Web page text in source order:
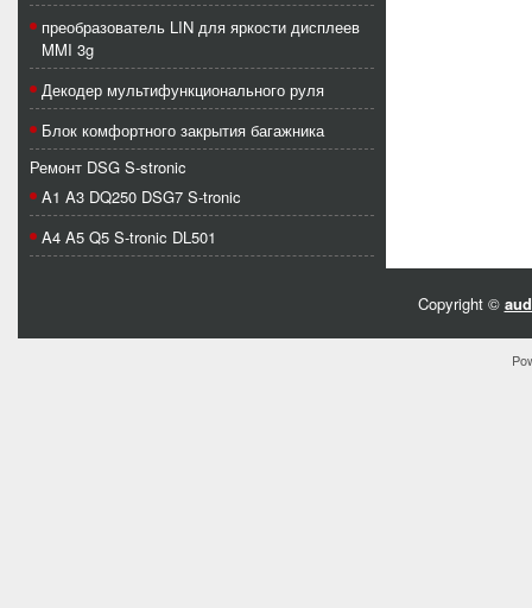
преобразователь LIN для яркости дисплеев
MMI 3g
Декодер мультифункционального руля
Блок комфортного закрытия багажника
Ремонт DSG S-stronic
A1 A3 DQ250 DSG7 S-tronic
A4 A5 Q5 S-tronic DL501
Copyright ©